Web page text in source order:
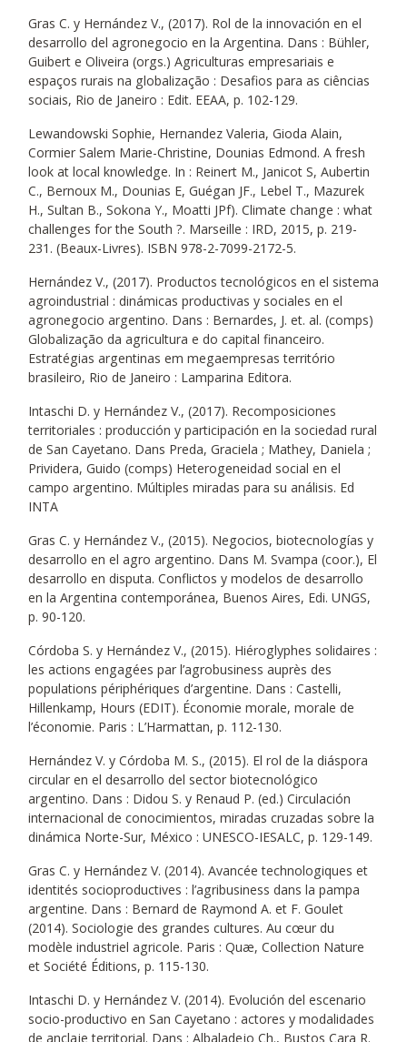
Gras C. y Hernández V., (2017). Rol de la innovación en el
desarrollo del agronegocio en la Argentina. Dans : Bühler,
Guibert e Oliveira (orgs.) Agriculturas empresariais e
espaços rurais na globalização : Desafios para as ciências
sociais, Rio de Janeiro : Edit. EEAA, p. 102-129.
Lewandowski Sophie, Hernandez Valeria, Gioda Alain,
Cormier Salem Marie-Christine, Dounias Edmond. A fresh
look at local knowledge. In : Reinert M., Janicot S, Aubertin
C., Bernoux M., Dounias E, Guégan JF., Lebel T., Mazurek
H., Sultan B., Sokona Y., Moatti JPf). Climate change : what
challenges for the South ?. Marseille : IRD, 2015, p. 219-
231. (Beaux-Livres). ISBN 978-2-7099-2172-5.
Hernández V., (2017). Productos tecnológicos en el sistema
agroindustrial : dinámicas productivas y sociales en el
agronegocio argentino. Dans : Bernardes, J. et. al. (comps)
Globalização da agricultura e do capital financeiro.
Estratégias argentinas em megaempresas território
brasileiro, Rio de Janeiro : Lamparina Editora.
Intaschi D. y Hernández V., (2017). Recomposiciones
territoriales : producción y participación en la sociedad rural
de San Cayetano. Dans Preda, Graciela ; Mathey, Daniela ;
Prividera, Guido (comps) Heterogeneidad social en el
campo argentino. Múltiples miradas para su análisis. Ed
INTA
Gras C. y Hernández V., (2015). Negocios, biotecnologías y
desarrollo en el agro argentino. Dans M. Svampa (coor.), El
desarrollo en disputa. Conflictos y modelos de desarrollo
en la Argentina contemporánea, Buenos Aires, Edi. UNGS,
p. 90-120.
Córdoba S. y Hernández V., (2015). Hiéroglyphes solidaires :
les actions engagées par l’agrobusiness auprès des
populations périphériques d’argentine. Dans : Castelli,
Hillenkamp, Hours (EDIT). Économie morale, morale de
l’économie. Paris : L’Harmattan, p. 112-130.
Hernández V. y Córdoba M. S., (2015). El rol de la diáspora
circular en el desarrollo del sector biotecnológico
argentino. Dans : Didou S. y Renaud P. (ed.) Circulación
internacional de conocimientos, miradas cruzadas sobre la
dinámica Norte-Sur, México : UNESCO-IESALC, p. 129-149.
Gras C. y Hernández V. (2014). Avancée technologiques et
identités socioproductives : l’agribusiness dans la pampa
argentine. Dans : Bernard de Raymond A. et F. Goulet
(2014). Sociologie des grandes cultures. Au cœur du
modèle industriel agricole. Paris : Quæ, Collection Nature
et Société Éditions, p. 115-130.
Intaschi D. y Hernández V. (2014). Evolución del escenario
socio-productivo en San Cayetano : actores y modalidades
de anclaje territorial. Dans : Albaladejo Ch., Bustos Cara R.